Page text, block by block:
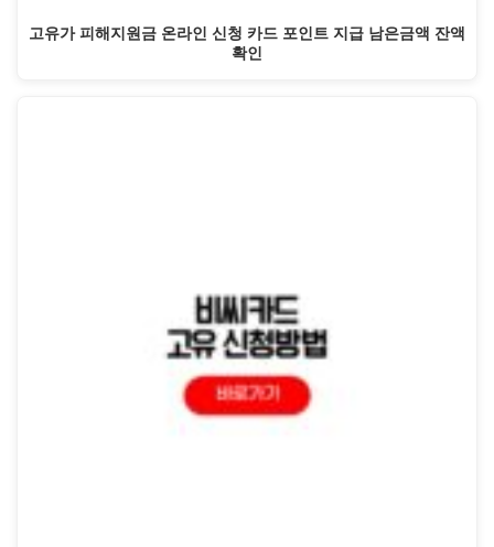
고유가 피해지원금 온라인 신청 카드 포인트 지급 남은금액 잔액
확인